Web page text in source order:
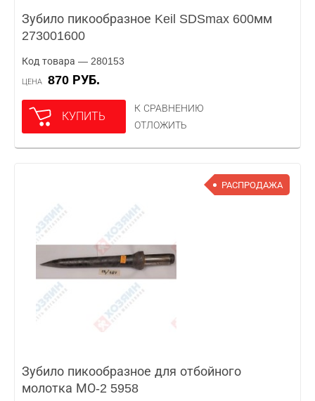
Зубило пикообразное Keil SDSmax 600мм
273001600
Код товара — 280153
ЦЕНА 870 РУБ.
КУПИТЬ
К СРАВНЕНИЮ
ОТЛОЖИТЬ
РАСПРОДАЖА
Зубило пикообразное для отбойного
молотка МО-2 5958